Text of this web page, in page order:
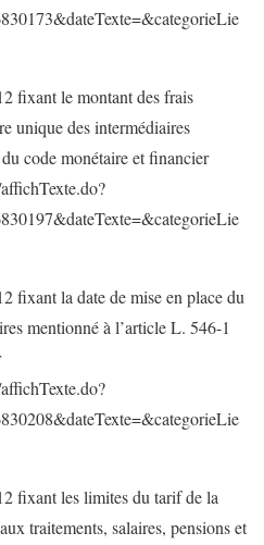
fixant le montant des frais
unique des intermédiaires
code monétaire et financier
fixant la date de mise en place du
mentionné à l’article L. 546-1
fixant les limites du tarif de la
traitements, salaires, pensions et